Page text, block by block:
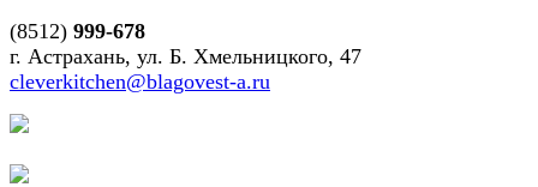
(8512) 999-678
г. Астрахань, ул. Б. Хмельницкого, 47
cleverkitchen@blagovest-a.ru